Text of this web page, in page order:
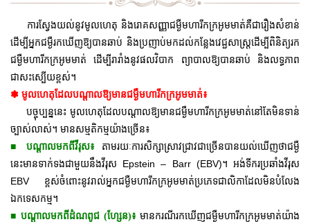
ការស្វែងយល់នូវមូលហេតុ និងរោគសញ្ញាជម្ងឺមហារីកក្រអូមមាត់គឺជារឿងសំខាន់
ដើម្បីអ្នកជម្ងឺរកឃើញឱ្យបានឆាប់ និងប្រញាប់មកដល់កន្លែងវេជ្ជសាស្រ្តដើម្បីពិនិត្យរក
ជម្ងឺមហារីកក្រអូមមាត់ ដើម្បីរារាំងនូវផលវិបាក ព្យាបាលឱ្យបានឆាប់ និងលទ្ធភាព
ជាសះស្បើយខ្ពស់។
✽ មូលហេតុដែលបណ្តាលឱ្យមានជម្ងឺមហារីកក្រអូមមាត់៖
បច្ចុប្បន្ននេះ មូលហេតុដែលបណ្តាលឱ្យមានជម្ងឺមហារីកក្រអូមមាត់នៅតែមិនទាន់
ច្បាស់លាស់។ មានសម្មតិកម្មយ៉ាងច្រើន៖
■
បណ្តាលមកពីវីរុស៖ តាមរយៈការសិក្សាស្រាវជ្រាវជាច្រើនបានយល់ឃើញថាជម្ងឺ
នេះមានទាក់ទងជាមួយនឹងវីរុស Epstein – Barr (EBV)។ អង់ទីករប្រឆាំងវីរុស
EBV ខ្ពស់ចំពោះនូវរាល់អ្នកជម្ងឺមហារីកក្រអូមមាត់ប្រភេទជាលិកាដែលមិនបំលែង
ឯកទេសកម្ម។
■ បណ្តាលមកពីដំណពូជ (ហ្សែន)៖ មានករណីរកឃើញជម្ងឺមហារីកក្រអូមមាត់យ៉ាង